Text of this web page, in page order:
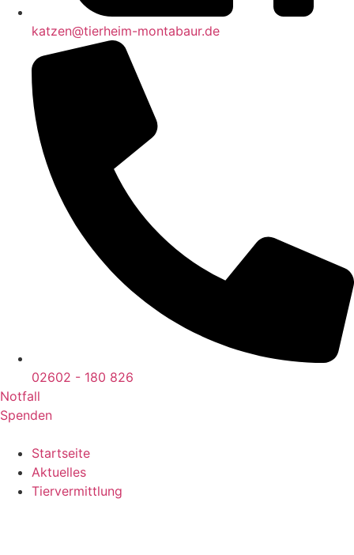
katzen@tierheim-montabaur.de
02602 - 180 826
Notfall
Spenden
Startseite
Aktuelles
Tiervermittlung